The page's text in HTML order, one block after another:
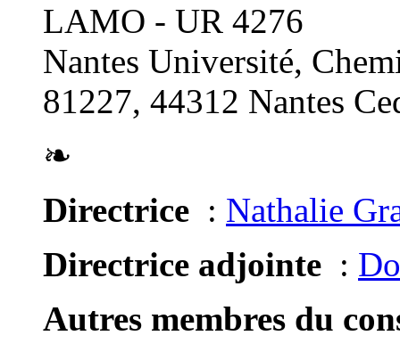
LAMO - UR 4276
Nantes Université,
81227, 44312 Nantes
❧
Directrice : Nathalie
Directrice adjointe :
Autres membres du